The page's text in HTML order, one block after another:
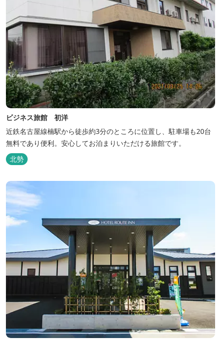
ビジネス旅館 初洋
近鉄名古屋線楠駅から徒歩約3分のところに位置し、駐車場も20台
無料であり便利。安心してお泊まりいただける旅館です。
北勢